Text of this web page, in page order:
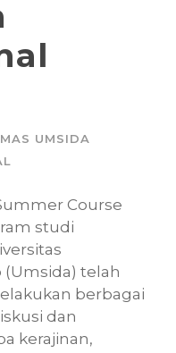
UMSIDA
Course
studi
(Umsida) telah
berbagai
dan
kerajinan,